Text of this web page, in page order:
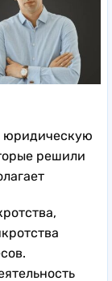
юридическую
решили